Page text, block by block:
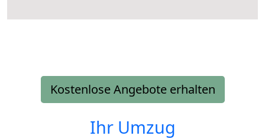
Kostenlose Angebote erhalten
Ihr Umzug